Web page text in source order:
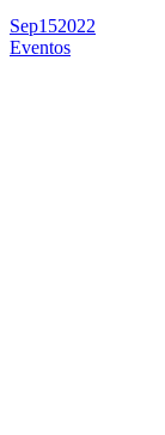
Sep152022
Eventos